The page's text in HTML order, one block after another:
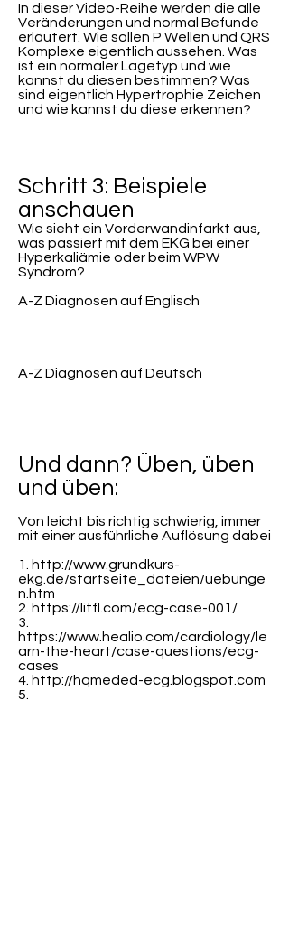
In dieser Video-Reihe werden die alle
Veränderungen und normal Befunde
erläutert. Wie sollen P Wellen und QRS
Komplexe eigentlich aussehen. Was
ist ein normaler Lagetyp und wie
kannst du diesen bestimmen? Was
sind eigentlich Hypertrophie Zeichen
und wie kannst du diese erkennen?
Schritt 3: Beispiele
anschauen
Wie sieht ein Vorderwandinfarkt aus,
was passiert mit dem EKG bei einer
Hyperkaliämie oder beim WPW
Syndrom?
A-Z Diagnosen auf Englisch
A-Z Diagnosen auf Deutsch
Und dann? Üben, üben
und üben:
Von leicht bis richtig schwierig, immer
mit einer ausführliche Auflösung dabei
1.
http://www.grundkurs-
ekg.de/startseite_dateien/uebunge
n.htm
2. https://litfl.com/ecg-case-001/
3.
https://www.healio.com/cardiology/le
arn-the-heart/case-questions/ecg-
cases
4. http://hqmeded-ecg.blogspot.com
5.